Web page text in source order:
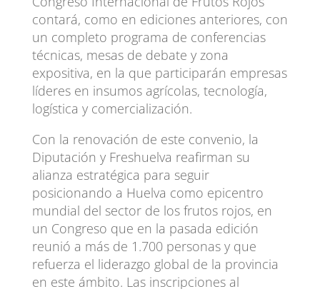
contará, como en ediciones anteriores, con
un completo programa de conferencias
técnicas, mesas de debate y zona
expositiva, en la que participarán empresas
líderes en insumos agrícolas, tecnología,
logística y comercialización.
Con la renovación de este convenio, la
Diputación y Freshuelva reafirman su
alianza estratégica para seguir
posicionando a Huelva como epicentro
mundial del sector de los frutos rojos, en
un Congreso que en la pasada edición
reunió a más de 1.700 personas y que
refuerza el liderazgo global de la provincia
en este ámbito. Las inscripciones al